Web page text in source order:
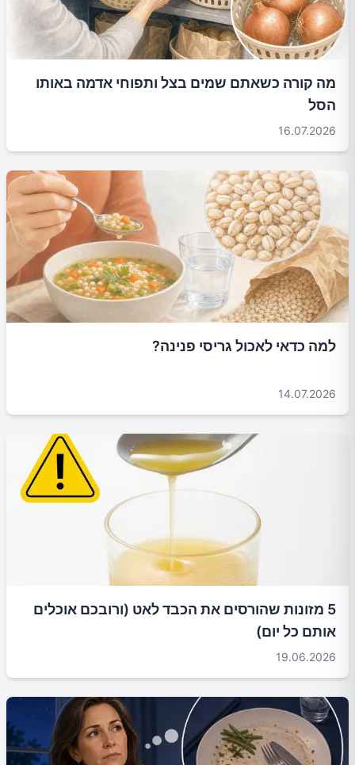
מה קורה כשאתם שמים בצל ותפוחי אדמה באותו
הסל
16.07.2026
למה כדאי לאכול גריסי פנינה?
14.07.2026
5 מזונות שהורסים את הכבד לאט (ורובכם אוכלים
אותם כל יום)
19.06.2026